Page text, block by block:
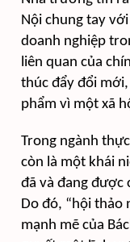
Nội chung tay
doanh nghiệp
liên quan của
thúc đẩy đổi
phẩm vì một xã
Trong ngành
còn là một khái
đã và đang được
Do đó, “hội thảo
mạnh mẽ của